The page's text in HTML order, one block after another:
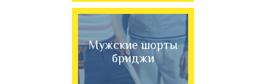
Мужские шорты
бриджи